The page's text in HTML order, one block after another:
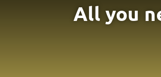
All you